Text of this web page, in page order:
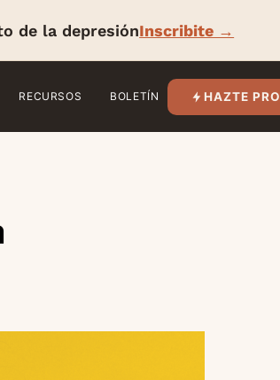
de la depresiónInscribite →
RECURSOS BOLETÍN HAZTE PRO